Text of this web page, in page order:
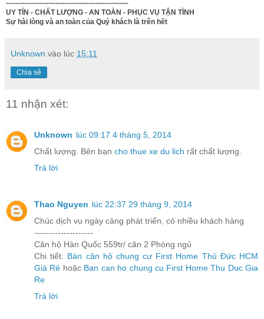
----------------------------------------------------
UY TÍN - CHẤT LƯỢNG - AN TOÀN - PHỤC VỤ TẬN TÌNH
Sự hài lòng và an toàn của Quý khách là trên hết
Unknown vào lúc 15:11
Chia sẻ
11 nhận xét:
Unknown lúc 09:17 4 tháng 5, 2014
Chất lượng. Bên bạn cho thue xe du lich rất chất lượng.
Trả lời
Thao Nguyen lúc 22:37 29 tháng 9, 2014
Chúc dịch vụ ngày càng phát triển, có nhiều khách hàng
--------------------
Căn hộ Hàn Quốc 559tr/ căn 2 Phòng ngủ
Chi tiết: Bán căn hộ chung cư First Home Thủ Đức HCM
Giá Rẻ hoặc Ban can ho chung cu First Home Thu Duc Gia
Re
Trả lời